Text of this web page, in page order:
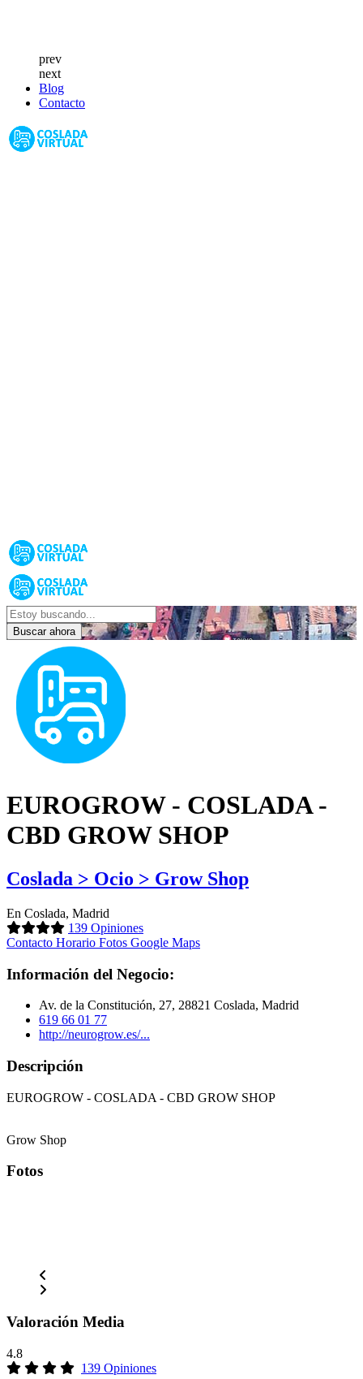
prev
next
Blog
Contacto
Buscar ahora
EUROGROW - COSLADA -
CBD GROW SHOP
Coslada > Ocio > Grow Shop
En Coslada, Madrid
139 Opiniones
Contacto Horario Fotos Google Maps
Información del Negocio:
Av. de la Constitución, 27, 28821 Coslada, Madrid
619 66 01 77
http://neurogrow.es/...
Descripción
EUROGROW - COSLADA - CBD GROW SHOP
Grow Shop
Fotos
Valoración Media
4.8
139 Opiniones